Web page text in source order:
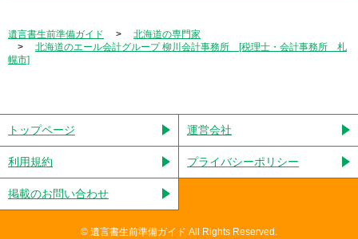
遺言書生前準備ガイド
北海道の専門家
北海道のエール会計グループ 柳川会計事務所 [税理士・会計事務所 札
幌市]
トップページ 運営会社
利用規約 プライバシーポリシー
掲載のお問い合わせ
©︎ 遺言書生前準備ガイド All Rights Reserved.